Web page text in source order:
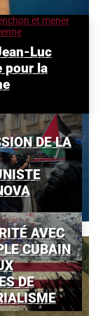
Commentaires
Luc
pour la
DE LA
AVEC
CUBAIN
DE